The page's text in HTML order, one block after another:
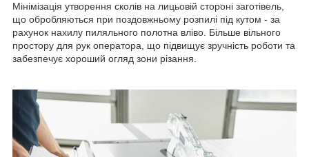
Мінімізація утворення сколів на лицьовій стороні заготівель,
що обробляються при поздовжньому розпилі під кутом - за
рахунок нахилу пиляльного полотна вліво. Більше вільного
простору для рук оператора, що підвищує зручність роботи та
забезпечує хороший огляд зони різання.